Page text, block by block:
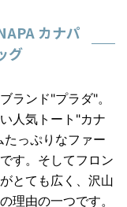
カナパ
グ
ランド"プラダ"。
人気トート"カナ
っぷりなファー
す。そしてフロン
とても広く、沢山
理由の一つです。